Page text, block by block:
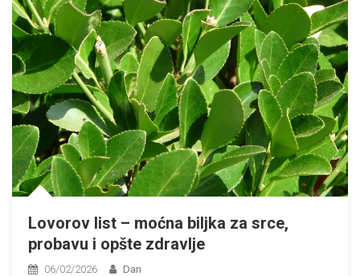
Lovorov list – moćna biljka za srce,
probavu i opšte zdravlje
06/02/2026 Dan